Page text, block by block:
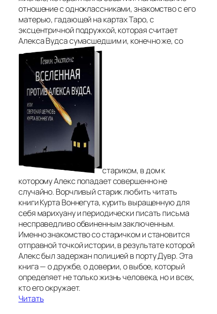
отношение с одноклассниками, знакомство с его
матерью, гадающей на картах Таро, с
эксцентричной подружкой, которая считает
Алекса Вудса сумасшедшим и, конечно же, со
стариком, в дом к
которому Алекс попадает совершенно не
случайно. Ворчливый старик любить читать
книги Курта Воннегута, курить выращенную для
себя марихуану и периодически писать письма
несправедливо обвиненным заключенным.
Именно знакомство со старичком и становится
отправной точкой истории, в результате которой
Алекс был задержан полицией в порту Дувр. Эта
книга — о дружбе, о доверии, о выбое, который
определяет не только жизнь человека, но и всех,
кто его окружает.
Читать